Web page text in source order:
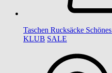
Taschen Rucksäcke Schönes
KLUB SALE